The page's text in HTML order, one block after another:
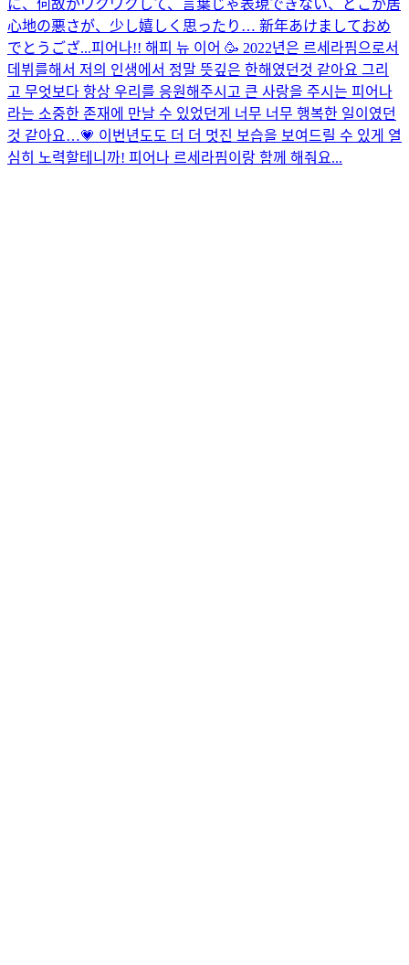
に、何故かワクワクして、言葉じゃ表現できない、どこか居
心地の悪さが、少し嬉しく思ったり… 新年あけましておめ
でとうござ...피어나!! 해피 뉴 이어 🥳 2022년은 르세라핌으로서
데뷔를해서 저의 인생에서 정말 뜻깊은 한해였던것 같아요 그리
고 무엇보다 항상 우리를 응원해주시고 큰 사랑을 주시는 피어나
라는 소중한 존재에 만날 수 있었던게 너무 너무 행복한 일이였던
것 같아요…💗 이번년도도 더 더 멋진 보습을 보여드릴 수 있게 열
심히 노력할테니까! 피어나 르세라핌이랑 함께 해줘요...